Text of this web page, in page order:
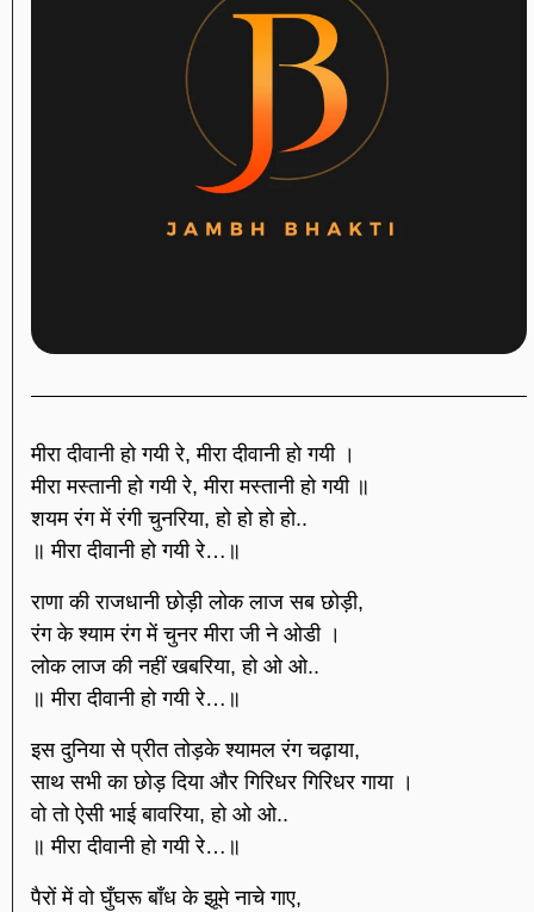
मीरा दीवानी हो गयी रे, मीरा दीवानी हो गयी ।
मीरा मस्तानी हो गयी रे, मीरा मस्तानी हो गयी ॥
शयम रंग में रंगी चुनरिया, हो हो हो हो..
॥ मीरा दीवानी हो गयी रे…॥
राणा की राजधानी छोड़ी लोक लाज सब छोड़ी,
रंग के श्याम रंग में चुनर मीरा जी ने ओडी ।
लोक लाज की नहीं खबरिया, हो ओ ओ..
॥ मीरा दीवानी हो गयी रे…॥
इस दुनिया से प्रीत तोड़के श्यामल रंग चढ़ाया,
साथ सभी का छोड़ दिया और गिरिधर गिरिधर गाया ।
वो तो ऐसी भाई बावरिया, हो ओ ओ..
॥ मीरा दीवानी हो गयी रे…॥
पैरों में वो घुँघरू बाँध के झूमे नाचे गाए,